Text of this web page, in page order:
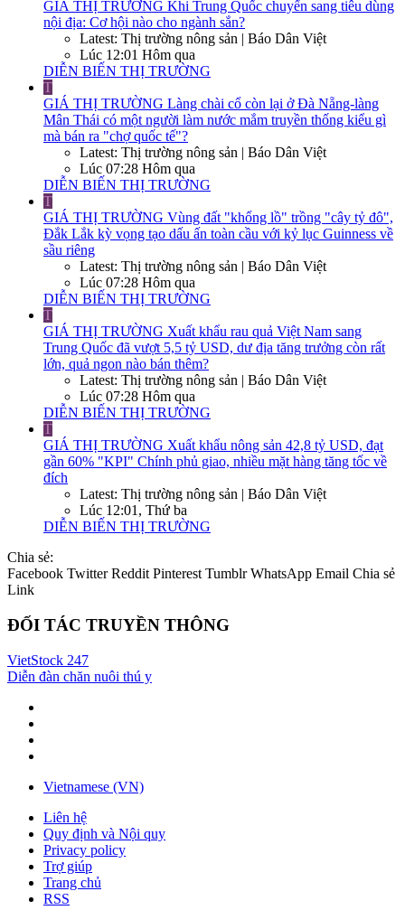
GIÁ THỊ TRƯỜNG Khi Trung Quốc chuyển sang tiêu dùng
nội địa: Cơ hội nào cho ngành sắn?
Latest: Thị trường nông sản | Báo Dân Việt
Lúc 12:01 Hôm qua
DIỄN BIẾN THỊ TRƯỜNG
T
GIÁ THỊ TRƯỜNG Làng chài cổ còn lại ở Đà Nẵng-làng
Mân Thái có một người làm nước mắm truyền thống kiểu gì
mà bán ra "chợ quốc tế"?
Latest: Thị trường nông sản | Báo Dân Việt
Lúc 07:28 Hôm qua
DIỄN BIẾN THỊ TRƯỜNG
T
GIÁ THỊ TRƯỜNG Vùng đất "khổng lồ" trồng "cây tỷ đô",
Đắk Lắk kỳ vọng tạo dấu ấn toàn cầu với kỷ lục Guinness về
sầu riêng
Latest: Thị trường nông sản | Báo Dân Việt
Lúc 07:28 Hôm qua
DIỄN BIẾN THỊ TRƯỜNG
T
GIÁ THỊ TRƯỜNG Xuất khẩu rau quả Việt Nam sang
Trung Quốc đã vượt 5,5 tỷ USD, dư địa tăng trưởng còn rất
lớn, quả ngon nào bán thêm?
Latest: Thị trường nông sản | Báo Dân Việt
Lúc 07:28 Hôm qua
DIỄN BIẾN THỊ TRƯỜNG
T
GIÁ THỊ TRƯỜNG Xuất khẩu nông sản 42,8 tỷ USD, đạt
gần 60% "KPI" Chính phủ giao, nhiều mặt hàng tăng tốc về
đích
Latest: Thị trường nông sản | Báo Dân Việt
Lúc 12:01, Thứ ba
DIỄN BIẾN THỊ TRƯỜNG
Chia sẻ:
Facebook Twitter Reddit Pinterest Tumblr WhatsApp Email Chia sẻ
Link
ĐỐI TÁC TRUYỀN THÔNG
VietStock 247
Diễn đàn chăn nuôi thú y
Vietnamese (VN)
Liên hệ
Quy định và Nội quy
Privacy policy
Trợ giúp
Trang chủ
RSS